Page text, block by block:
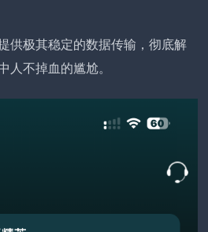
供极其稳定的数据传输，彻底解
人不掉血的尴尬。